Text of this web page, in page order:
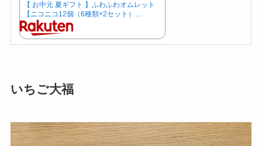
【 お中元 夏ギフト 】ふわふわオムレット
【ニコニコ12個（6種類×2セット）…
いちご大福